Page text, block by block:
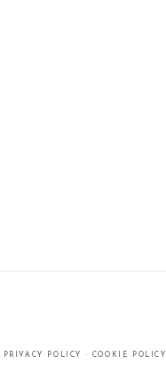
PRIVACY POLICY · COOKIE POLICY